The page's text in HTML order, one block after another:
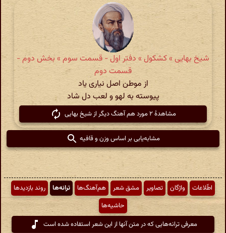
شیخ بهایی » کشکول » دفتر اول - قسمت سوم » بخش دوم -
قسمت دوم
از موطن اصل نیاری یاد
پیوسته به لهو و لعب دل شاد
مشاهدهٔ ۲ مورد هم آهنگ دیگر از شیخ بهایی
مشابه‌یابی بر اساس وزن و قافیه
اطّلاعات واژگان تصاویر مشق شعر هم‌آهنگ‌ها ترانه‌ها
روند بازدیدها
حاشیه‌ها
معرفی ترانه‌هایی که در متن آنها از این شعر استفاده شده است